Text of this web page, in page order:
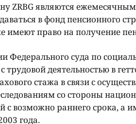
ZRBG являются
в фонд пенсионного
право на получение
Федерального суда по
трудовой деятельностью в
стажа в связи с
со стороны
с возможно раннего срока, а
года.